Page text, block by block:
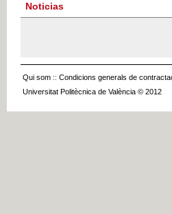
Noticias
Qui som :: Condicions generals de
Universitat Politècnica de València © 2012